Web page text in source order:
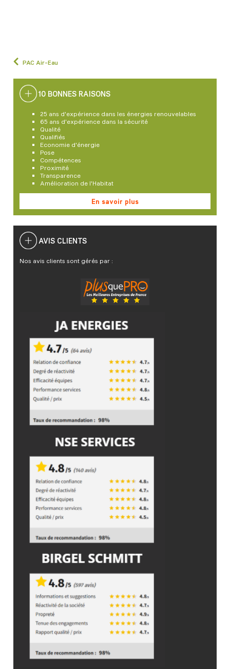
PAC Air-Eau
10 BONNES RAISONS
25 ans d'expérience dans les énergies renouvelables
65 ans d'expérience dans la sécurité
Qualité
Qualifiés
Economie d'énergie
Pose
Compétences
Proximité
Transparence
Amélioration de l'Habitat
En savoir plus
AVIS CLIENTS
Nos avis clients sont gérés par :